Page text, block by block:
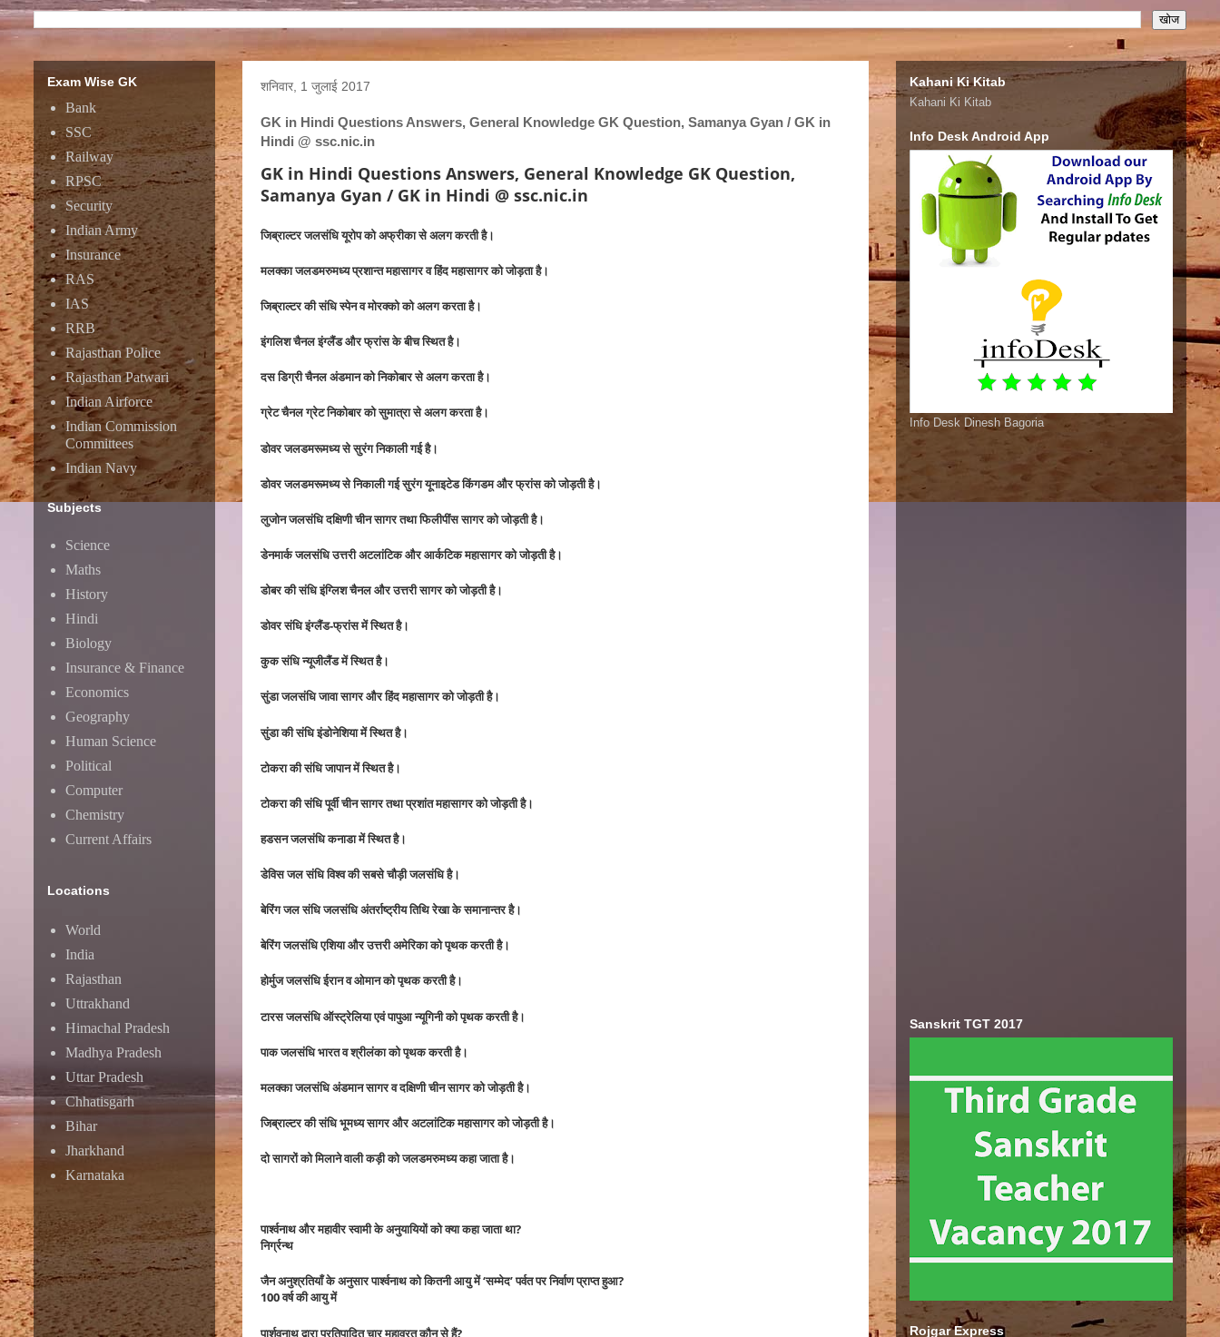
शनिवार, 1 जुलाई 2017
GK in Hindi Questions Answers, General Knowledge GK Question, Samanya Gyan / GK in
Hindi @ ssc.nic.in
GK in Hindi Questions Answers, General Knowledge GK Question,
Samanya Gyan / GK in Hindi @ ssc.nic.in
जिब्राल्टर जलसंधि यूरोप को अफ्रीका से अलग करती है।
मलक्का जलडमरुमध्य प्रशान्त महासागर व हिंद महासागर को जोड़ता है।
जिब्राल्टर की संधि स्पेन व मोरक्को को अलग करता है।
इंगलिश चैनल इंग्लैंड और फ्रांस के बीच स्थित है।
दस डिग्री चैनल अंडमान को निकोबार से अलग करता है।
ग्रेट चैनल ग्रेट निकोबार को सुमात्रा से अलग करता है।
डोवर जलडमरूमध्य से सुरंग निकाली गई है।
डोवर जलडमरूमध्य से निकाली गई सुरंग यूनाइटेड किंगडम और फ्रांस को जोड़ती है।
लुजोन जलसंधि दक्षिणी चीन सागर तथा फिलीपींस सागर को जोड़ती है।
डेनमार्क जलसंधि उत्तरी अटलांटिक और आर्कटिक महासागर को जोड़ती है।
डोबर की संधि इंग्लिश चैनल और उत्तरी सागर को जोड़ती है।
डोवर संधि इंग्लैंड-फ्रांस में स्थित है।
कुक संधि न्यूजीलैंड में स्थित है।
सुंडा जलसंधि जावा सागर और हिंद महासागर को जोड़ती है।
सुंडा की संधि इंडोनेशिया में स्थित है।
टोकरा की संधि जापान में स्थित है।
टोकरा की संधि पूर्वी चीन सागर तथा प्रशांत महासागर को जोड़ती है।
हडसन जलसंधि कनाडा में स्थित है।
डेविस जल संधि विश्व की सबसे चौड़ी जलसंधि है।
बेरिंग जल संधि जलसंधि अंतर्राष्ट्रीय तिथि रेखा के समानान्तर है।
बेरिंग जलसंधि एशिया और उत्तरी अमेरिका को पृथक करती है।
होर्मुज जलसंधि ईरान व ओमान को पृथक करती है।
टारस जलसंधि ऑस्ट्रेलिया एवं पापुआ न्यूगिनी को पृथक करती है।
पाक जलसंधि भारत व श्रीलंका को पृथक करती है।
मलक्का जलसंधि अंडमान सागर व दक्षिणी चीन सागर को जोड़ती है।
जिब्राल्टर की संधि भूमध्य सागर और अटलांटिक महासागर को जोड़ती है।
दो सागरों को मिलाने वाली कड़ी को जलडमरुमध्य कहा जाता है।
पार्श्वनाथ और महावीर स्वामी के अनुयायियों को क्या कहा जाता था?
निर्ग्रन्थ
जैन अनुश्रतियाँ के अनुसार पार्श्वनाथ को कितनी आयु में ‘सम्मेद’ पर्वत पर निर्वाण प्राप्त हुआ?
100 वर्ष की आयु में
पार्शवनाथ द्वारा प्रतिपादित चार महाव्रत कौन से हैं?
Exam Wise GK
Bank
SSC
Railway
RPSC
Security
Indian Army
Insurance
RAS
IAS
RRB
Rajasthan Police
Rajasthan Patwari
Indian Airforce
Indian Commission
Committees
Indian Navy
Subjects
Science
Maths
History
Hindi
Biology
Insurance & Finance
Economics
Geography
Human Science
Political
Computer
Chemistry
Current Affairs
Locations
World
India
Rajasthan
Uttrakhand
Himachal Pradesh
Madhya Pradesh
Uttar Pradesh
Chhatisgarh
Bihar
Jharkhand
Karnataka
Kahani Ki Kitab
Kahani Ki Kitab
Info Desk Android App
Info Desk Dinesh Bagoria
Sanskrit TGT 2017
Rojgar Express